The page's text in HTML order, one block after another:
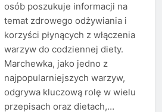
osób poszukuje informacji na
temat zdrowego odżywiania i
korzyści płynących z włączenia
warzyw do codziennej diety.
Marchewka, jako jedno z
najpopularniejszych warzyw,
odgrywa kluczową rolę w wielu
przepisach oraz dietach,…